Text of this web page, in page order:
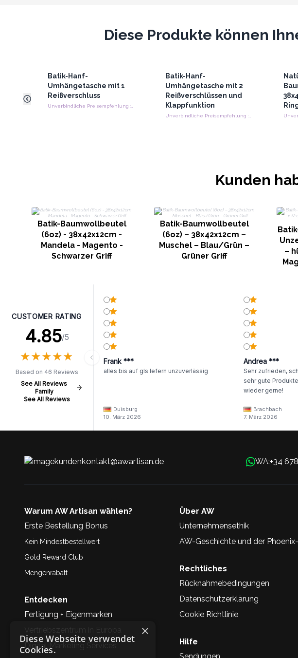
Diese Produkte können
Batik-Hanf-
Umhängetasche mit 1
Reißverschluss
Batik-Hanf-
Umhängetasche mit 2
Reißverschlüssen und
Klappfunktion
Kunden
Batik-Baumwollbeutel
(6oz) - 38x42x12cm -
Mandela - Magento -
Schwarzer Griff
Batik-Baumwollbeutel
(6oz) – 38x42x12cm –
Muschel – Blau/Grün –
Grüner Griff
–
CUSTOMER RATING
4.85/5
★★★★★
★★★★★
Based on 46 Reviews
See All Reviews
Family
See All Reviews
Frank ***
alles bis auf gls lefern unzuverlässig
Duisburg
10. März 2026
Andrea ***
Sehr zufrieden,
sehr gute
wieder gerne!
Brachbach
7. März 2026
kundenkontakt@awartisan.de WA:+34
Warum AW Artisan wählen?
Erste Bestellung Bonus
Kein Mindestbestellwert
Gold Reward Club
Mengenrabatt
Entdecken
Fertigung + Eigenmarken
Vertriebszentrum in Europa
Digital Marketing Services
Über AW
Unternehmensethik
AW-Geschichte und der
Rechtliches
Rücknahmebedingungen
Datenschutzerklärung
Cookie Richtlinie
Hilfe
×
Diese Webseite verwendet
Cookies.